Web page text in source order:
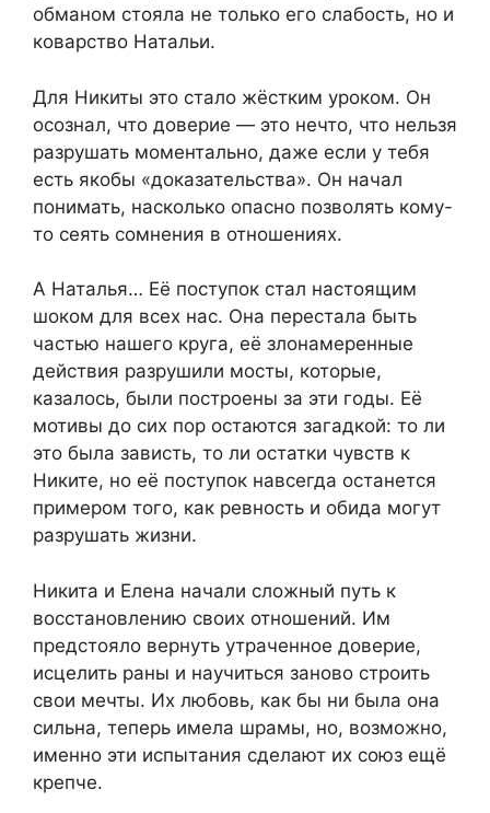
обманом стояла не только его слабость, но и
коварство Натальи.
Для Никиты это стало жёстким уроком. Он
осознал, что доверие — это нечто, что нельзя
разрушать моментально, даже если у тебя
есть якобы «доказательства». Он начал
понимать, насколько опасно позволять кому-
то сеять сомнения в отношениях.
А Наталья… Её поступок стал настоящим
шоком для всех нас. Она перестала быть
частью нашего круга, её злонамеренные
действия разрушили мосты, которые,
казалось, были построены за эти годы. Её
мотивы до сих пор остаются загадкой: то ли
это была зависть, то ли остатки чувств к
Никите, но её поступок навсегда останется
примером того, как ревность и обида могут
разрушать жизни.
Никита и Елена начали сложный путь к
восстановлению своих отношений. Им
предстояло вернуть утраченное доверие,
исцелить раны и научиться заново строить
свои мечты. Их любовь, как бы ни была она
сильна, теперь имела шрамы, но, возможно,
именно эти испытания сделают их союз ещё
крепче.